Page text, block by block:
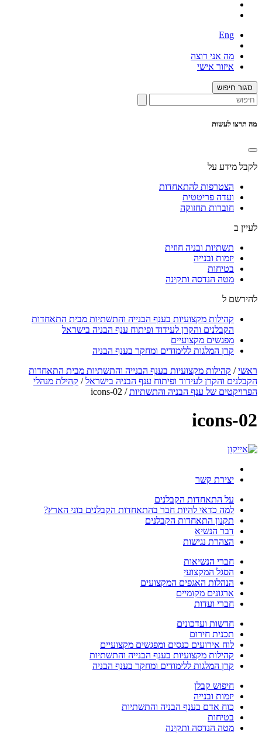
Eng
מה אני רוצה
איזור אישי
סגור חיפוש
מה תרצו לעשות
לקבל מידע על
הצטרפות להתאחדות
ועדה פריטטית
חוברות תחזוקה
לעיין ב
תשתיות ובניה חוזית
יזמות ובנייה
בטיחות
מטה הנדסה ותקינה
להירשם ל
קהילות מקצועיות בענף הבנייה והתשתיות מבית התאחדות
הקבלנים והקרן לעידוד ופיתוח ענף הבניה בישראל
מפגשים מקצועיים
קרן המלגות ללימודים ומחקר בענף הבניה
ראשי/ קהילות מקצועיות בענף הבנייה והתשתיות מבית התאחדות
הקבלנים והקרן לעידוד ופיתוח ענף הבניה בישראל/ קהילת מנהלי
הפרויקטים של ענף הבניה והתשתיות/
icons-02
icons-02
יצירת קשר
על התאחדות הקבלנים
למה כדאי להיות חבר בהתאחדות הקבלנים בוני הארץ?
תקנון התאחדות הקבלנים
דבר הנשיא
הצהרת נגישות
חברי הנשיאות
הסגל המקצועי
הנהלות האגפים המקצועים
ארגונים מקומיים
חברי ועדות
חדשות ועדכונים
תכנית חירום
לוח אירועים כנסים ומפגשים מקצועיים
קהילות מקצועיות בענף הבנייה והתשתיות
קרן המלגות ללימודים ומחקר בענף הבניה
חיפוש קבלן
יזמות ובנייה
כוח אדם בענף הבניה והתשתיות
בטיחות
מטה הנדסה ותקינה